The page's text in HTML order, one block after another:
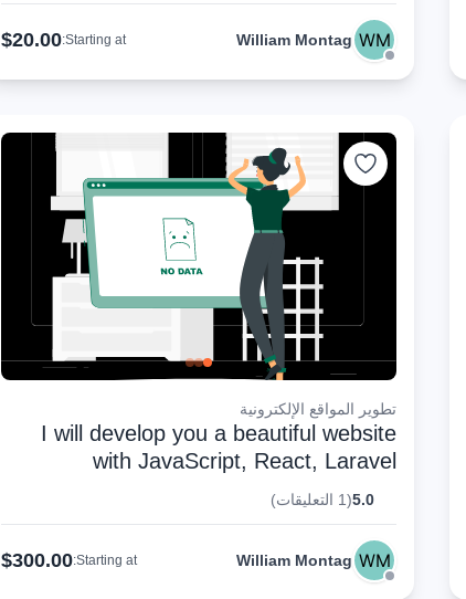
William Montag
Starting at:
$20.00
تطوير المواقع الإلكترونية
I will develop you a beautiful website
with JavaScript, React, Laravel
5.0(1 التعليقات)
William Montag
Starting at:
$300.00